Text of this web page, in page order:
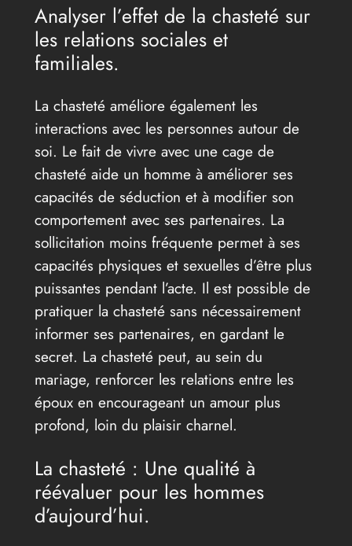
Analyser l’effet de la chasteté sur
les relations sociales et
familiales.
La chasteté améliore également les
interactions avec les personnes autour de
soi. Le fait de vivre avec une cage de
chasteté aide un homme à améliorer ses
capacités de séduction et à modifier son
comportement avec ses partenaires. La
sollicitation moins fréquente permet à ses
capacités physiques et sexuelles d’être plus
puissantes pendant l’acte. Il est possible de
pratiquer la chasteté sans nécessairement
informer ses partenaires, en gardant le
secret. La chasteté peut, au sein du
mariage, renforcer les relations entre les
époux en encourageant un amour plus
profond, loin du plaisir charnel.
La chasteté : Une qualité à
réévaluer pour les hommes
d’aujourd’hui.